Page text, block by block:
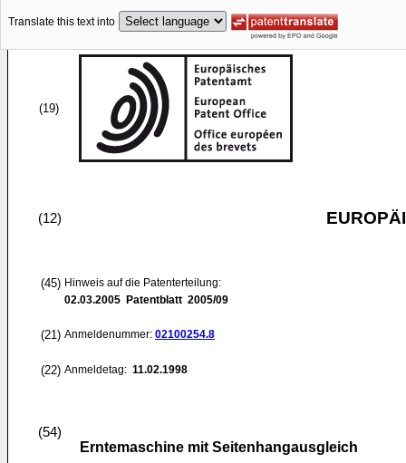
Translate this text into
(19)
(12)
(45) Hinweis auf die Patenterteilung:
02.03.2005 Patentblatt 2005/09
(21) Anmeldenummer: 02100254.8
(22) Anmeldetag: 11.02.1998
(54)
Erntemaschine mit Seitenhangausgleich